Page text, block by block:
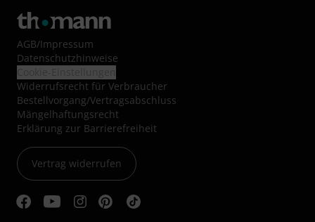
AGB/Impressum
Datenschutzhinweise
Widerrufsrecht für Verbraucher
Bestellvorgang/Vertragsabschluss
Mängelhaftungsrecht
Erklärung zur Barrierefreiheit
Vertrag widerrufen